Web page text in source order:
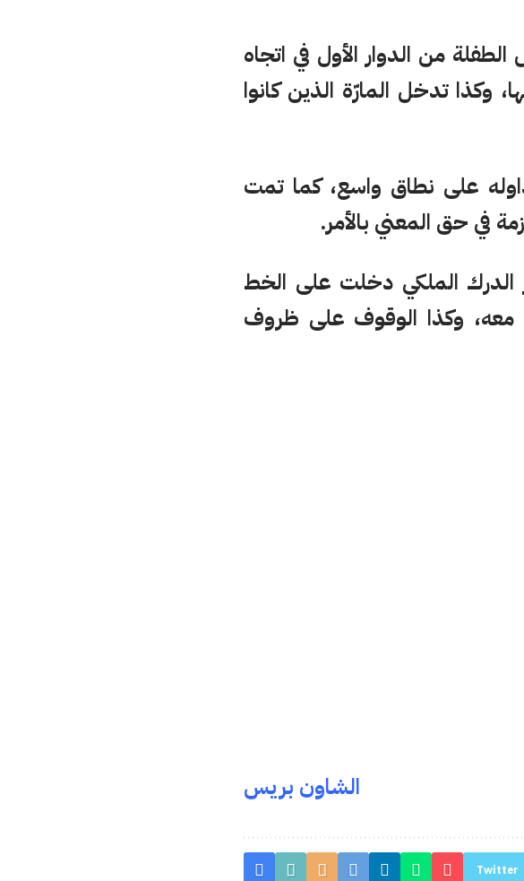
من الدوار الأول في اتجاه
وكذا تدخل المارّة الذين كانوا
على نطاق واسع، كما تمت
في حق المعني بالأمر.
الدرك الملكي دخلت على الخط
معه، وكذا الوقوف على ظروف
الشاون بريس
Twitter